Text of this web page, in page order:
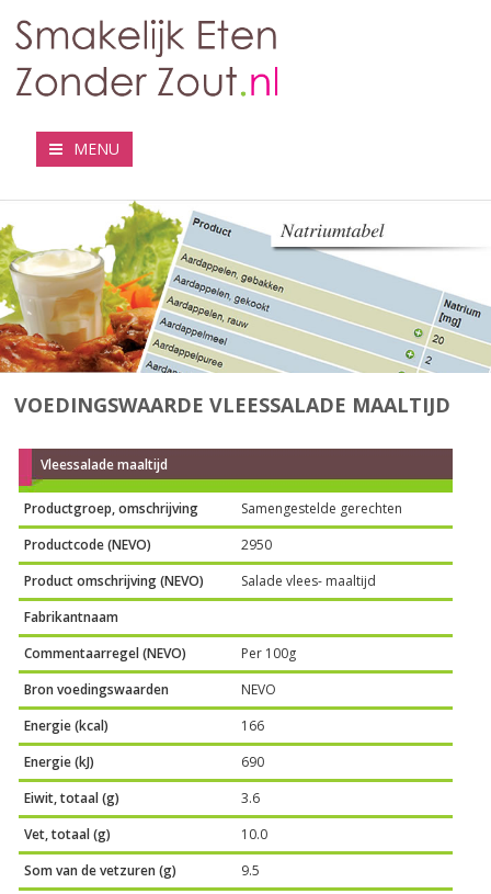
MENU
VOEDINGSWAARDE VLEESSALADE MAALTIJD
Vleessalade maaltijd
Productgroep, omschrijving
Samengestelde gerechten
Productcode (NEVO)
2950
Product omschrijving (NEVO)
Salade vlees- maaltijd
Fabrikantnaam
Commentaarregel (NEVO)
Per 100g
Bron voedingswaarden
NEVO
Energie (kcal)
166
Energie (kJ)
690
Eiwit, totaal (g)
3.6
Vet, totaal (g)
10.0
Som van de vetzuren (g)
9.5